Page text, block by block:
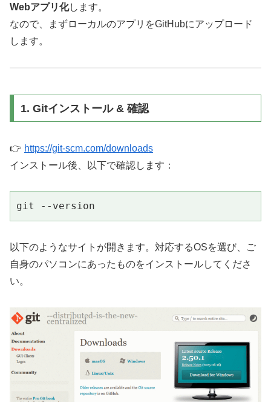
Webアプリ化します。
なので、まずローカルのアプリをGitHubにアップロード
します。
1. Gitインストール & 確認
👉 https://git-scm.com/downloads
インストール後、以下で確認します：
git --version
以下のようなサイトが開きます。対応するOSを選び、ご
自身のパソコンにあったものをインストールしてくださ
い。